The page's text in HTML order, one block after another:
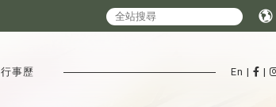
行事歷 En | |